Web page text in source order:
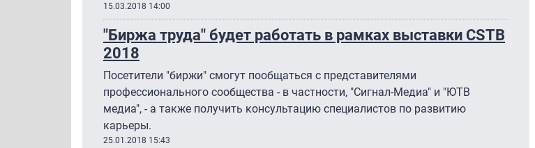
15.03.2018 14:00
"Биржа труда" будет работать в рамках выставки CSTB
2018
Посетители "биржи" смогут пообщаться с представителями
профессионального сообщества - в частности, "Сигнал-Медиа" и "ЮТВ
медиа", - а также получить консультацию специалистов по развитию
карьеры.
25.01.2018 15:43